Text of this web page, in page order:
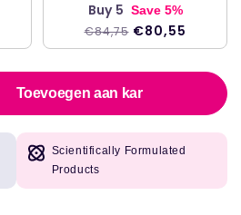
Buy 5 Save 5%
€84,75 €80,55
Toevoegen aan kar
Scientifically Formulated
Products